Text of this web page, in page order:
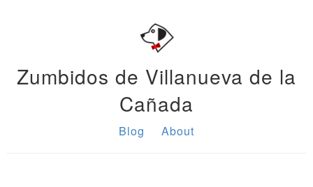
Zumbidos de Villanueva de la
Cañada
Blog About